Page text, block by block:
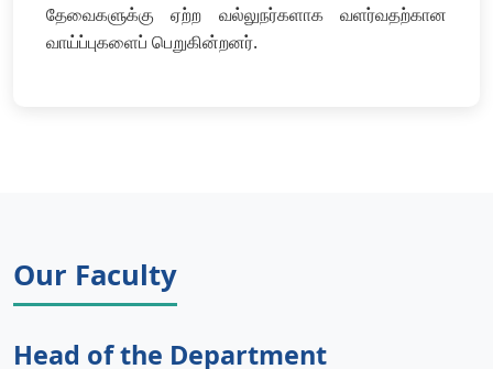
தேவைகளுக்கு ஏற்ற வல்லுநர்களாக வளர்வதற்கான
வாய்ப்புகளைப் பெறுகின்றனர்.
Our Faculty
Head of the Department